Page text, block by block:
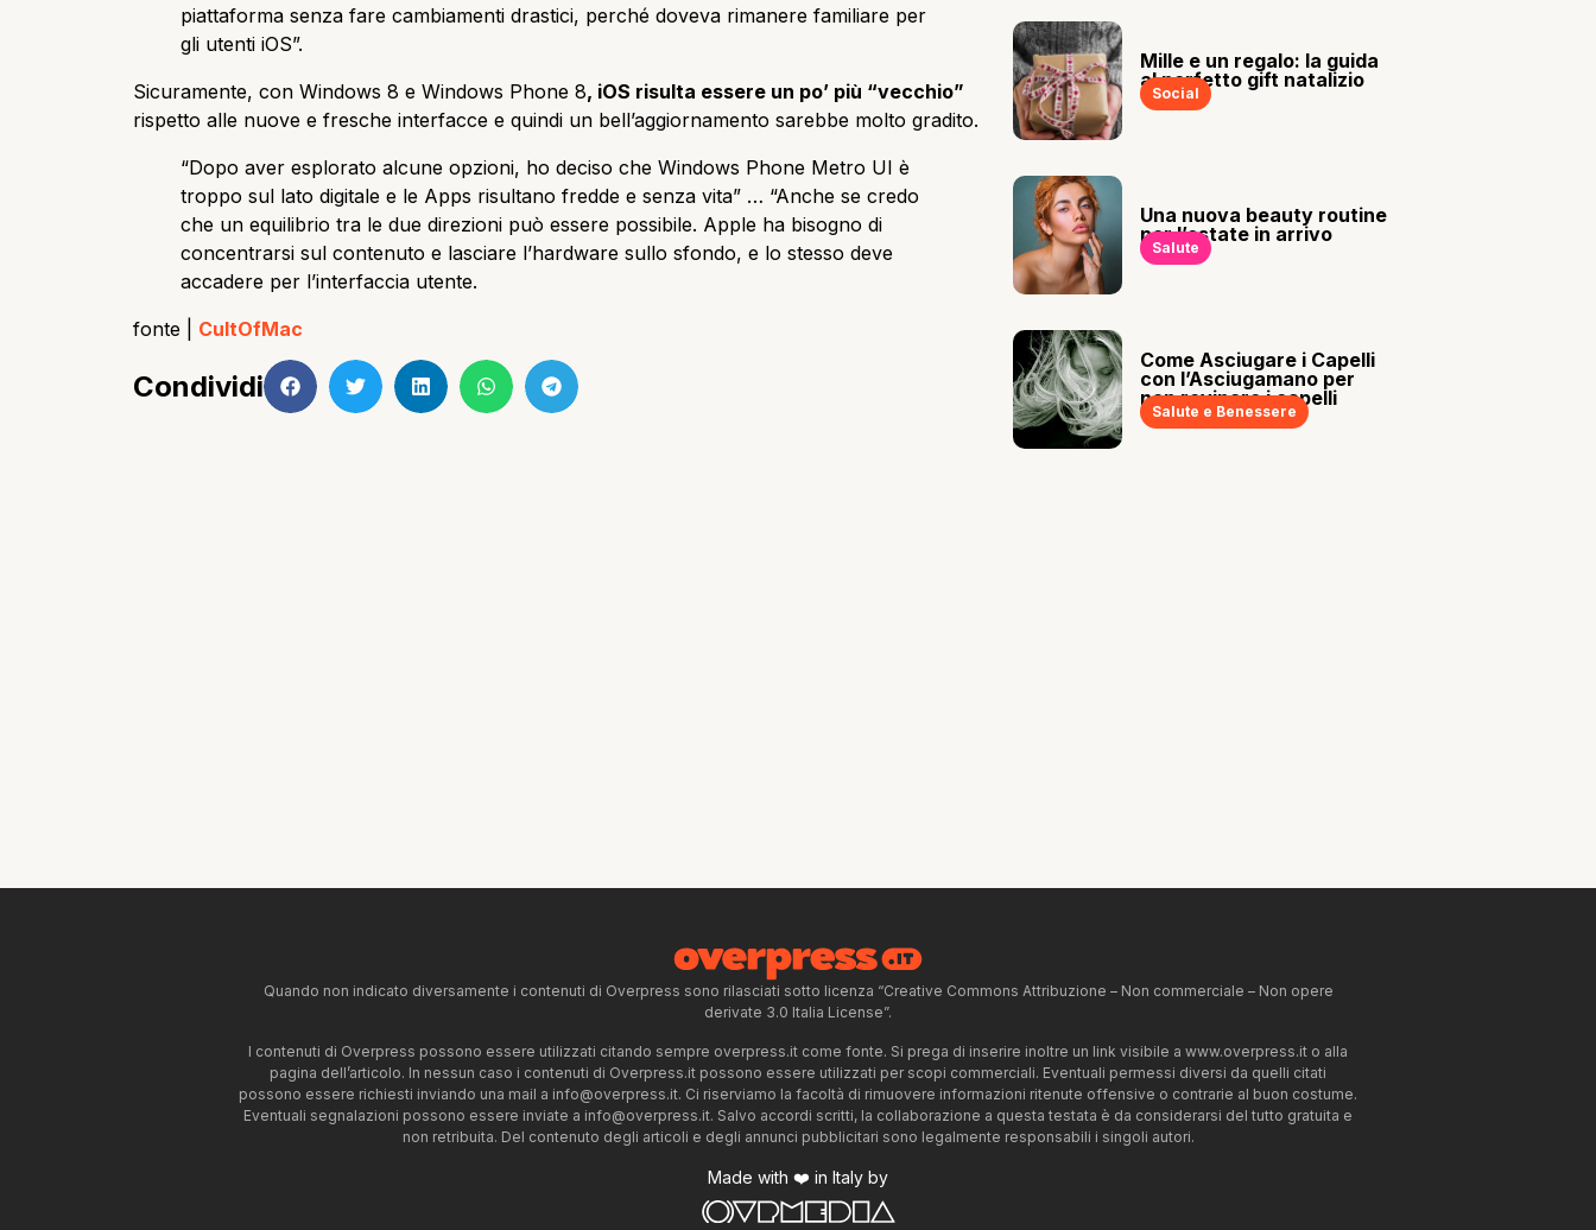
piattaforma senza fare cambiamenti drastici, perché doveva rimanere familiare per
gli utenti iOS”.
Sicuramente, con Windows 8 e Windows Phone 8, iOS risulta essere un po’ più “vecchio”
rispetto alle nuove e fresche interfacce e quindi un bell’aggiornamento sarebbe molto gradito.
“Dopo aver esplorato alcune opzioni, ho deciso che Windows Phone Metro UI è
troppo sul lato digitale e le Apps risultano fredde e senza vita” … “Anche se credo
che un equilibrio tra le due direzioni può essere possibile. Apple ha bisogno di
concentrarsi sul contenuto e lasciare l’hardware sullo sfondo, e lo stesso deve
accadere per l’interfaccia utente.
fonte | CultOfMac
Condividi
Mille e un regalo: la guida
al perfetto gift natalizio
Social
Una nuova beauty routine
per l’estate in arrivo
Salute
Come Asciugare i Capelli
con l’Asciugamano per
non rovinare i capelli
Salute e Benessere
Quando non indicato diversamente i contenuti di Overpress sono rilasciati sotto licenza “Creative Commons Attribuzione – Non commerciale – Non opere
derivate 3.0 Italia License”.
I contenuti di Overpress possono essere utilizzati citando sempre overpress.it come fonte. Si prega di inserire inoltre un link visibile a www.overpress.it o alla
pagina dell’articolo. In nessun caso i contenuti di Overpress.it possono essere utilizzati per scopi commerciali. Eventuali permessi diversi da quelli citati
possono essere richiesti inviando una mail a info@overpress.it. Ci riserviamo la facoltà di rimuovere informazioni ritenute offensive o contrarie al buon costume.
Eventuali segnalazioni possono essere inviate a info@overpress.it. Salvo accordi scritti, la collaborazione a questa testata è da considerarsi del tutto gratuita e
non retribuita. Del contenuto degli articoli e degli annunci pubblicitari sono legalmente responsabili i singoli autori.
Made with ❤️ in Italy by